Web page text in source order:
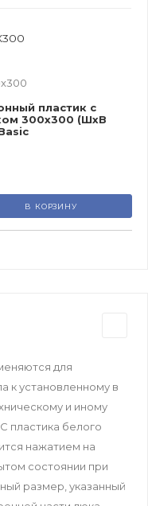
пластик с
300х300 (ШхВ
В КОРЗИНУ
для
к установленному в
и иному
пластика белого
нажатием на
состоянии при
размер, указанный